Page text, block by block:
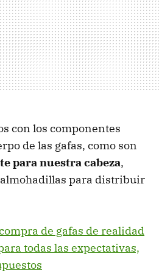
con los componentes
de las gafas, como son
para nuestra cabeza,
para distribuir
de gafas de realidad
todas las expectativas,